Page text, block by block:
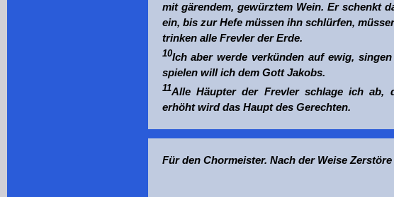
mit gärendem, gewürztem Wein. Er schenkt
ein, bis zur Hefe müssen ihn schlürfen,
trinken alle Frevler der Erde.
10Ich aber werde verkünden auf ewig,
spielen will ich dem Gott Jakobs.
11Alle Häupter der Frevler schlage ich ab,
erhöht wird das Haupt des Gerechten.
Für den Chormeister. Nach der Weise